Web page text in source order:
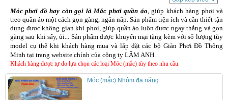
Móc phơi đồ hay còn gọi là Mắc phơi quần áo , giúp khách hàng phơi và
treo quần áo một cách gọn gàng, ngăn nắp. Sản phẩm tiện ích và cần thiết tận
dụng được không gian khi phơi, giúp quần áo luôn được ngay thẳng và gọn
gàng sau khi sấy, ủi... Sản phẩm được khuyến mại tặng kèm với số lượng tùy
model cụ thể khi khách hàng mua và lắp đặt các bộ Giàn Phơi Đồ Thông
Minh tại trang website chính của công ty LÂM ANH.
Khách hàng được tự do lựa chọn các loại Móc (mắc) tùy theo nhu cầu.
Móc (mắc) Nhôm đa năng